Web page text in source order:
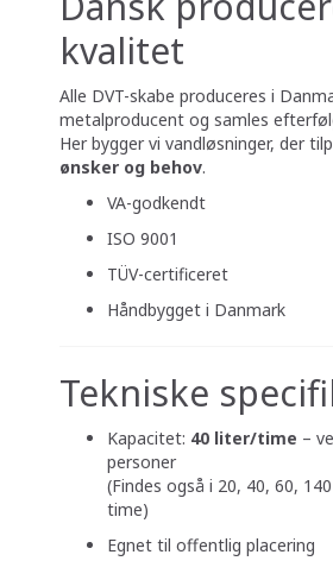
kvalitet
Alle DVT-skabe produceres i
metalproducent og samles
Her bygger vi vandløsninger, der
ønsker og behov.
VA-godkendt
ISO 9001
TÜV-certificeret
Håndbygget i Danmark
Tekniske
Kapacitet: 40 liter/time –
personer
(Findes også i 20, 40, 60,
time)
Egnet til offentlig placering